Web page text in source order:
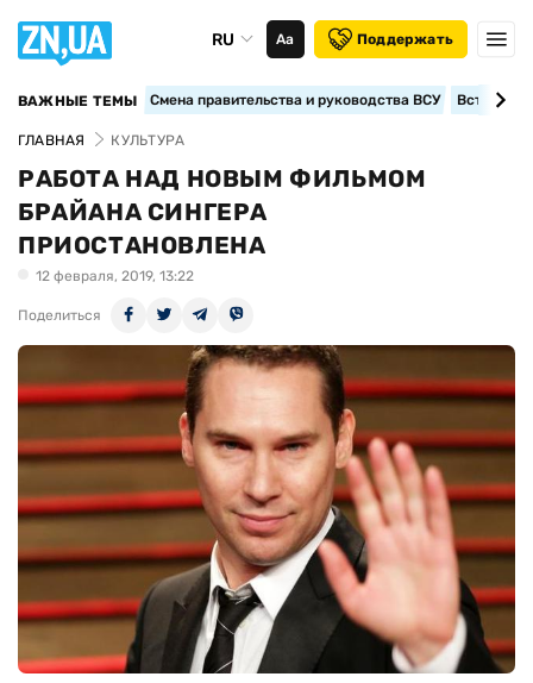
RU Аа Поддержать
ВАЖНЫЕ ТЕМЫ Смена правительства и руководства ВСУ
ГЛАВНАЯ КУЛЬТУРА
РАБОТА НАД НОВЫМ ФИЛЬМОМ
БРАЙАНА СИНГЕРА
ПРИОСТАНОВЛЕНА
12 февраля, 2019, 13:22
Поделиться